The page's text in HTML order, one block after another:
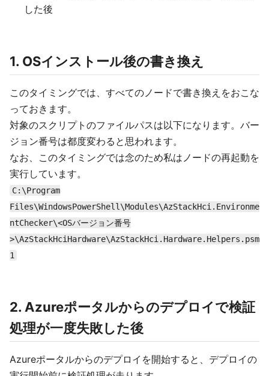
した後
1. OSインストール後の書き換え
このタイミングでは、すべてのノードで書き換えをおこな
っておきます。
対象のスクリプトのファイルパスは以下になります。バー
ジョン番号は都度変わると思われます。
なお、このタイミングでは念のため私はノードの再起動を
実行しています。
C:\Program
Files\WindowsPowerShell\Modules\AzStackHci.Environme
ntChecker\<OSバージョン番号
>\AzStackHciHardware\AzStackHci.Hardware.Helpers.psm
1
2. Azureポータルからのデプロイで検証
処理が一度失敗した後
Azureポータルからのデプロイを開始すると、デプロイの